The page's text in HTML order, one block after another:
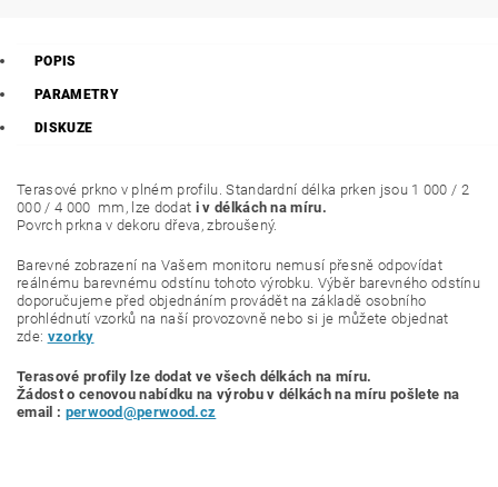
POPIS
PARAMETRY
DISKUZE
Terasové prkno v plném profilu. Standardní délka prken jsou 1 000 / 2
000 / 4 000 mm, lze dodat i v délkách na míru.
Povrch prkna v dekoru dřeva, zbroušený.
Barevné zobrazení na Vašem monitoru nemusí přesně odpovídat
reálnému barevnému odstínu tohoto výrobku. Výběr barevného odstínu
doporučujeme před objednáním provádět na základě osobního
prohlédnutí vzorků na naší provozovně nebo si je můžete objednat
zde: vzorky
Terasové profily lze dodat ve všech délkách na míru.
Žádost o cenovou nabídku na výrobu v délkách na míru pošlete na
email : perwood@perwood.cz